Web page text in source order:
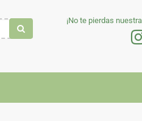
¡No te pierdas